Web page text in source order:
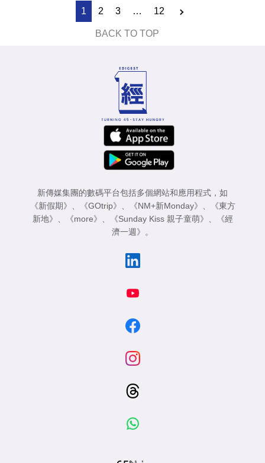
1 2 3 … 12
BACK TO TOP
新傳媒集團的數碼平台包括多個網站和應用程式，如
《新假期》 、 《GOtrip》 、 《NM+新Monday》 、
《東方
新地》 、 《more》 、 《Sunday Kiss 親子童萌》 、
《經
濟一週》 。